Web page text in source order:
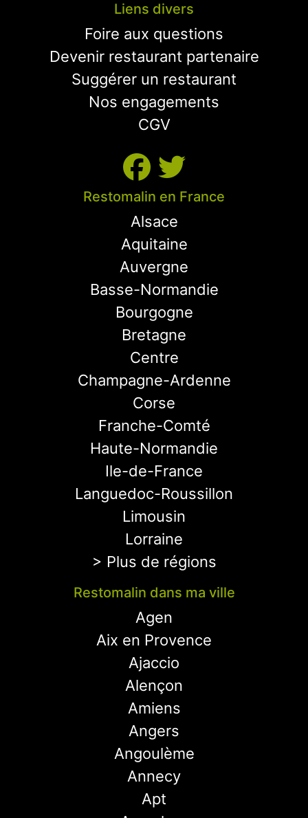
Liens divers
Foire aux questions
Devenir restaurant partenaire
Suggérer un restaurant
Nos engagements
CGV
Restomalin en France
Alsace
Aquitaine
Auvergne
Basse-Normandie
Bourgogne
Bretagne
Centre
Champagne-Ardenne
Corse
Franche-Comté
Haute-Normandie
Ile-de-France
Languedoc-Roussillon
Limousin
Lorraine
> Plus de régions
Restomalin dans ma ville
Agen
Aix en Provence
Ajaccio
Alençon
Amiens
Angers
Angoulème
Annecy
Apt